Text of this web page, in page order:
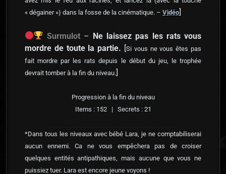
« dégainer ») dans la fosse de la cinématique. – Vidéo]
Surmulot– Ne laissez pas les rats vous
mordre de toute la partie. [Si vous ne vous êtes pas
fait mordre par les rats depuis le début du jeu, le trophée
devrait tomber à la fin du niveau.]
Progression à la fin du niveau
Items : 152 | Secrets : 21
*Dans tous les niveaux avec bébé Lara, je ne comptabiliserai
aucun ennemi. Ca ne vous empêchera pas de croiser
quelques entités antipathiques, mais aucune que vous ne
puissiez tuer. Lara est encore jeune voyons !